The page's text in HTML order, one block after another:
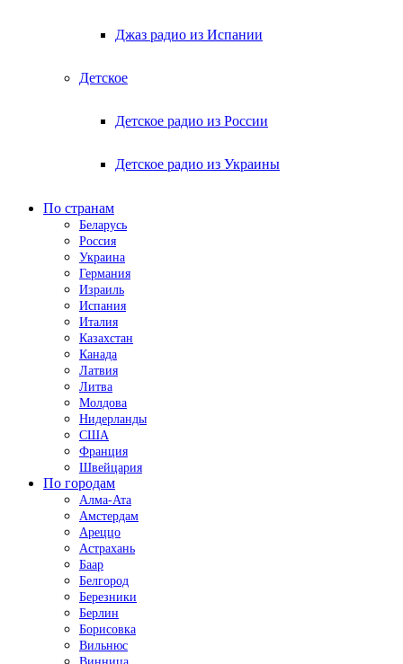
Джаз радио из Испании
Детское
Детское радио из России
Детское радио из Украины
По странам
Беларусь
Россия
Украина
Германия
Израиль
Испания
Италия
Казахстан
Канада
Латвия
Литва
Молдова
Нидерланды
США
Франция
Швейцария
По городам
Алма-Ата
Амстердам
Ареццо
Астрахань
Баар
Белгород
Березники
Берлин
Борисовка
Вильнюс